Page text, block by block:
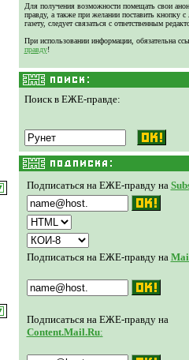
Для получения возможности помещать свои
правду, а также при желании поставить кнопку с
газету, следует связаться с ответственным
При использовании информации, обязательна
правду!
Поиск в ЕЖЕ-правде:
Подписаться на ЕЖЕ-правду на
Подписаться на ЕЖЕ-правду на
Подписаться на ЕЖЕ-правду на
Content.Mail.Ru: